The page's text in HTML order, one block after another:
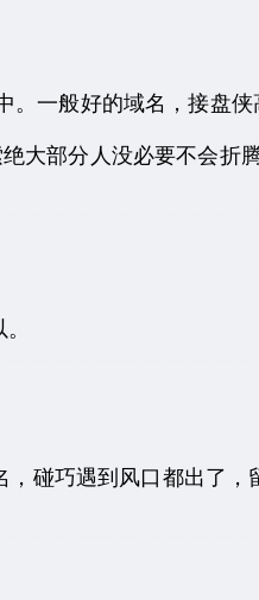
一般好的域名，接盘
大部分人没必要不会折
碰巧遇到风口都出了